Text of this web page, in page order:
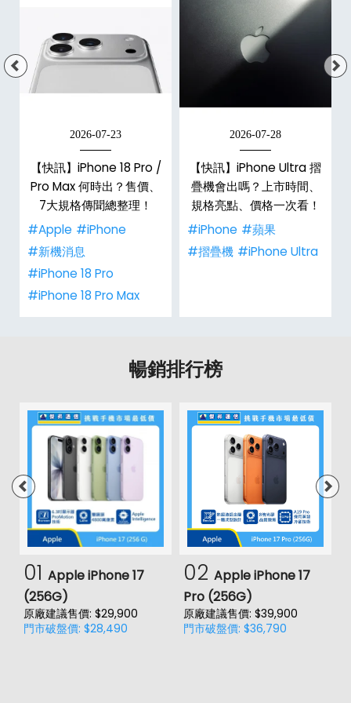
2026-07-23
【快訊】iPhone 18 Pro /
Pro Max 何時出？售價、
7大規格傳聞總整理！
#Apple #iPhone
#新機消息
#iPhone 18 Pro
#iPhone 18 Pro Max
2026-07-28
【快訊】iPhone Ultra 摺
疊機會出嗎？上市時間、
規格亮點、價格一次看！
#iPhone #蘋果
#摺疊機 #iPhone Ultra
暢銷排行榜
01 Apple iPhone 17
(256G)
原廠建議售價: $29,900
門市破盤價: $28,490
02 Apple iPhone 17
Pro (256G)
原廠建議售價: $39,900
門市破盤價: $36,790